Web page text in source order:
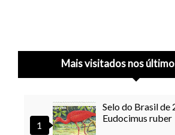
Mais visitados nos
Selo do Brasil de
Eudocimus ruber